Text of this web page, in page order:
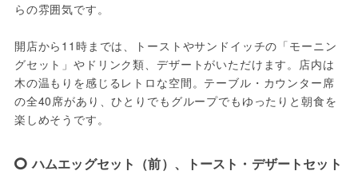
らの雰囲気です。
開店から11時までは、トーストやサンドイッチの「モーニン
グセット」やドリンク類、デザートがいただけます。店内は
木の温もりを感じるレトロな空間。テーブル・カウンター席
の全40席があり、ひとりでもグループでもゆったりと朝食を
楽しめそうです。
ハムエッグセット（前）、トースト・デザートセット